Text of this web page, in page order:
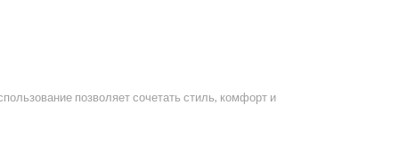
позволяет сочетать стиль, комфорт и